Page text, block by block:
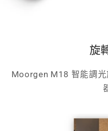
旋
Moorgen M18 智能調